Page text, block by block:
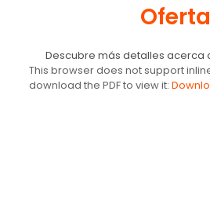
Oferta
Descubre más detalles acerca
This browser does not support
download the PDF to view it: